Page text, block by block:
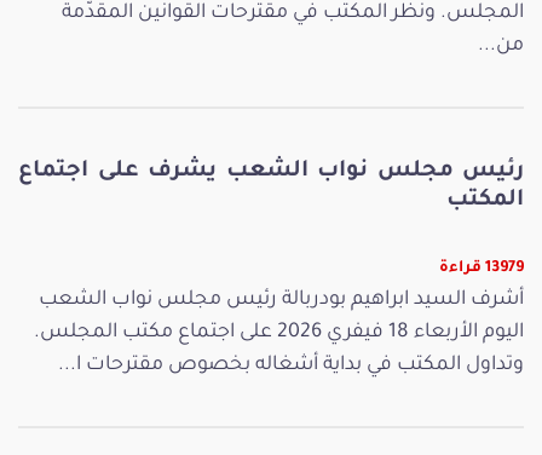
المجلس. ونظر المكتب في مقترحات القوانين المقدّمة
من...
رئيس مجلس نواب الشعب يشرف على اجتماع
المكتب
13979 قراءة
أشرف السيد ابراهيم بودربالة رئيس مجلس نواب الشعب
اليوم الأربعاء 18 فيفري 2026 على اجتماع مكتب المجلس.
وتداول المكتب في بداية أشغاله بخصوص مقترحات ا...